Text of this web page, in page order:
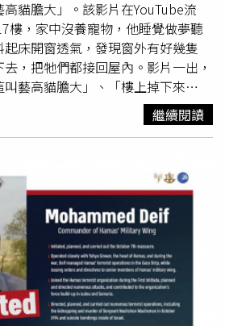
留下的老相機，紀錄下告別式的點
坦言爸爸的離開，讓她留下莫大的
說想他時，她總是懶得接，就這樣
她跟姊姊整理爸爸遺物時這才發
想寄給家人的信，全都沒寄出去，
表漂撇的爸爸，信裡面卻寫滿當年
我到那個時候才發現，原來他很寂
多事情。發現當他非常孤單的時
，走的時候也是一個人在療養院睡著
式上，又是另一個有如現實版「孤
戚之間的爭執、對葬禮處理方式不同
象跟媽媽則在相隔多年後，終於又再
年來第一次面對面，那個女生就對我
我就欠你一句對不起。』」 上演世
爸離世，留下許多遺憾，但也更認識
）她坦言爸爸離世後沒多久，阿嬤也
過世讓她承受莫大打擊，甚至得了憂
貓膽大」。該影片在YouTube流
樓，家中沒養寵物，他睡覺做夢聽
床開窗透氣，發現窗外有好幾隻
，把牠們都接回屋內。影片一出，
藝高貓膽大」、「樓上掉下來
的笨貓跳，幫一幫它吧」、「樓下全
相信那邊的，很多部落客為了流量拿
悉，貓的「平衡運動神經」發達，從
可以安全落地，古人因此有「
的說法，但其實貓從高處掉下還是可
貓舌」的說法，因為貓很怕燙，在華
諱貓出現在靈柩旁，因為認為貓躍過
繼續閱讀